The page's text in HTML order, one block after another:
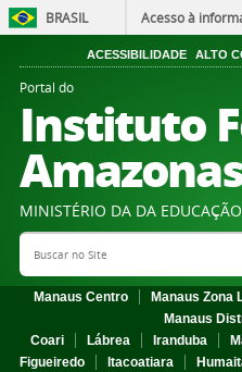
BRASIL Acesso à
ACESSIBILIDADE ALTO
Portal do
Instituto
MINISTÉRIO DA DA EDUCAÇÃO
Search Site
Manaus Centro Manaus Zona
Manaus
Coari
Lábrea Iranduba
Figueiredo
Itacoatiara